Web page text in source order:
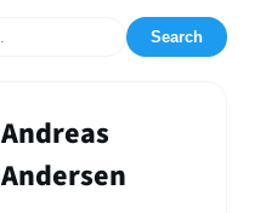
Search
Andreas
Andersen